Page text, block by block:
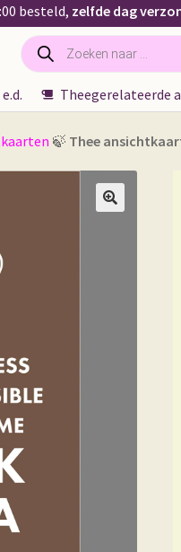
besteld, zelfde dag
Producten
zoeken
Theegerelateerde
🍃 Thee